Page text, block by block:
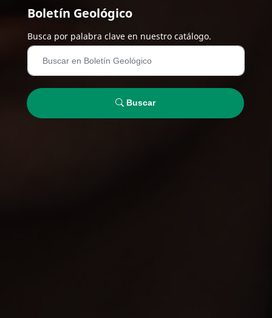
Boletín Geológico
Busca por palabra clave en nuestro catálogo.
Buscar